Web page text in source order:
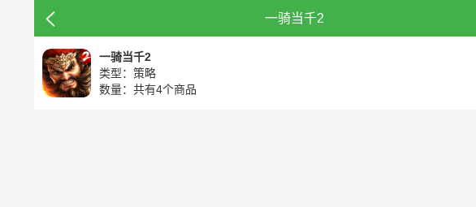
一骑当千2
一骑当千2
类型：策略
数量：共有4个商品